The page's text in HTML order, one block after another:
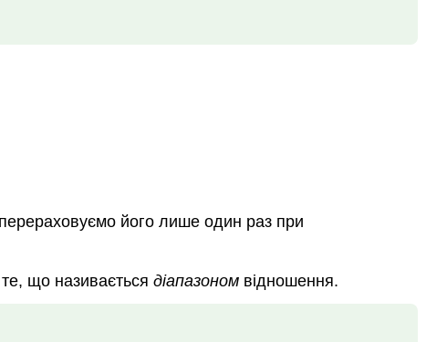
його лише один раз при
що називається діапазоном відношення.